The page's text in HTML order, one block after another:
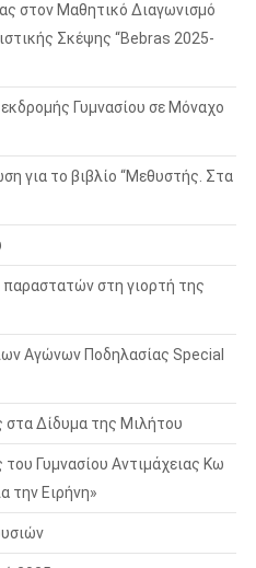
στον Μαθητικό Διαγωνισμό
Σκέψης “Bebras 2025-
Γυμνασίου σε Μόναχο
για το βιβλίο “Μεθυστής. Στα
στη γιορτή της
Αγώνων Ποδηλασίας Special
στα Δίδυμα της Μιλήτου
Γυμνασίου Αντιμάχειας Κω
την Ειρήνη»